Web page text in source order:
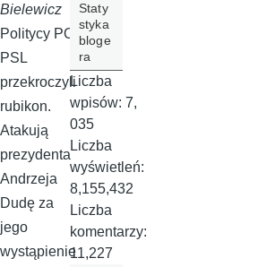
Bielewicz
Politycy PO-
PSL
przekroczyli
rubikon.
Atakują
prezydenta
Andrzeja
Dudę za
jego
wystąpienie
Staty
styka
bloge
ra
Liczba
wpisów: 7,
035
Liczba
wyświetleń:
8,155,432
Liczba
komentarzy:
11,227